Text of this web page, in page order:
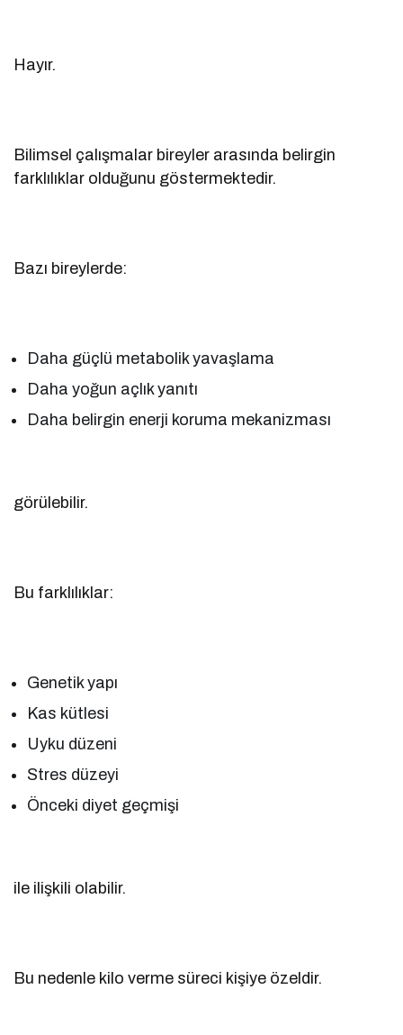
Hayır.
Bilimsel çalışmalar bireyler arasında belirgin
farklılıklar olduğunu göstermektedir.
Bazı bireylerde:
Daha güçlü metabolik yavaşlama
Daha yoğun açlık yanıtı
Daha belirgin enerji koruma mekanizması
görülebilir.
Bu farklılıklar:
Genetik yapı
Kas kütlesi
Uyku düzeni
Stres düzeyi
Önceki diyet geçmişi
ile ilişkili olabilir.
Bu nedenle kilo verme süreci kişiye özeldir.